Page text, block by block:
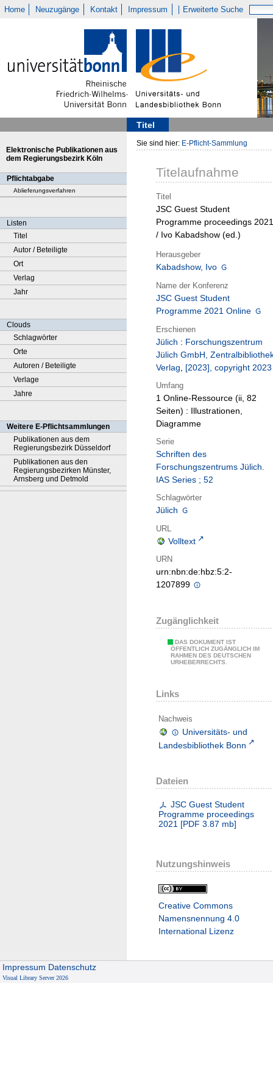
Home Neuzugänge Kontakt Impressum Erweiterte Suche
Titel
Elektronische Publikationen aus
dem Regierungsbezirk Köln
Pflichtabgabe
Ablieferungsverfahren
Listen
Titel
Autor / Beteiligte
Ort
Verlag
Jahr
Clouds
Schlagwörter
Orte
Autoren / Beteiligte
Verlage
Jahre
Weitere E-Pflichtsammlungen
Publikationen aus dem
Regierungsbezirk Düsseldorf
Publikationen aus den
Regierungsbezirken Münster,
Arnsberg und Detmold
Sie sind hier: E-Pflicht-Sammlung
Titelaufnahme
Titel
JSC Guest Student
Programme proceedings 2021
/ Ivo Kabadshow (ed.)
Herausgeber
Kabadshow, Ivo
Name der Konferenz
JSC Guest Student
Programme 2021 Online
Erschienen
Jülich : Forschungszentrum
Jülich GmbH,
Verlag, [2023], copyright 2023
Umfang
1 Online-Ressource (ii, 82
Seiten) : Illustrationen,
Diagramme
Serie
Schriften des
Forschungszentrums Jülich.
IAS Series ; 52
Schlagwörter
Jülich
URL
Volltext
URN
urn:nbn:de:hbz:5:2-
1207899
Zugänglichkeit
DAS DOKUMENT IST
ÖFFENTLICH ZUGÄNGLICH IM
RAHMEN DES DEUTSCHEN
URHEBERRECHTS.
Links
Nachweis
Universitäts- und
Landesbibliothek Bonn
Dateien
JSC Guest Student
Programme proceedings
2021 [PDF 3.87 mb]
Nutzungshinweis
Creative Commons
Namensnennung 4.0
International Lizenz
Impressum Datenschutz
Visual Library Server 2026